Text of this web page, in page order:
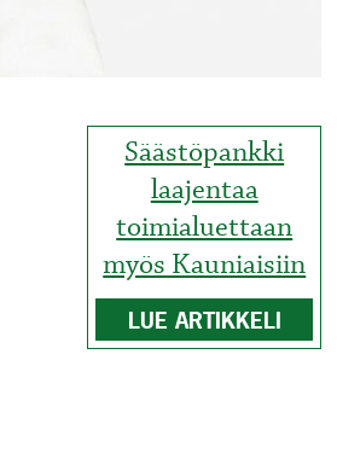
Säästöpankki
laajentaa
toimialuettaan
myös Kauniaisiin
LUE ARTIKKELI